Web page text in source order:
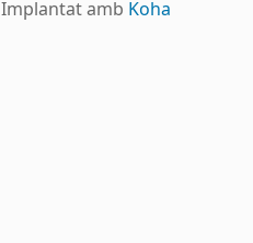
Implantat amb Koha